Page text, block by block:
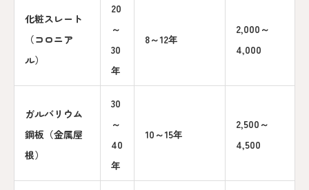
化粧スレート
（コロニア
ル）
20
～
30
年
8～12年
2,000～
4,000
ガルバリウム
鋼板（金属屋
根）
30
～
40
年
10～15年
2,500～
4,500